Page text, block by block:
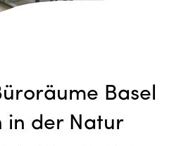
Basel
in der Natur